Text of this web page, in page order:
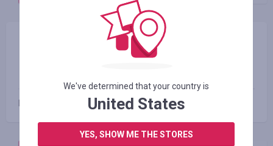
Виктория
Не отображаются заказы
We've determined that your country is
United States
YES, SHOW ME THE STORES